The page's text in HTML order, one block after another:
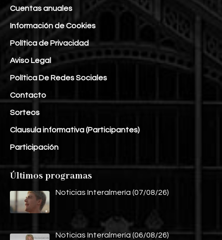
Cuentas anuales
Información de Cookies
Política de Privacidad
Aviso Legal
Política De Redes Sociales
Contacto
Sorteos
Clausula informativa (Participantes)
Participación
Últimos programas
Noticias Interalmería (07/08/26)
Noticias Interalmería (06/08/26)